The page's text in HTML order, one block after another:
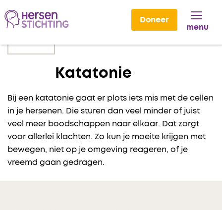
Doneer
menu
Katatonie
Bij een katatonie gaat er plots iets mis met de cellen
in je hersenen. Die sturen dan veel minder of juist
veel meer boodschappen naar elkaar. Dat zorgt
voor allerlei klachten. Zo kun je moeite krijgen met
bewegen, niet op je omgeving reageren, of je
vreemd gaan gedragen.